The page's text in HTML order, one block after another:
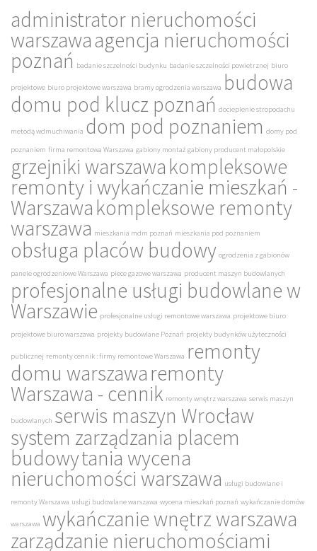
administrator nieruchomości
warszawaagencja nieruchomości
poznań badanie szczelności budynku badanie szczelności powietrznej biuro
projektowe biuro projektowe warszawa bramy ogrodzenia warszawa budowa
domu pod klucz poznań docieplenie stropodachu
metodą wdmuchiwania dom pod poznaniem domy pod
poznaniem firma remontowa Warszawa gabiony montaż gabiony producent małopolskie
grzejniki warszawakompleksowe
remonty i wykańczanie mieszkań -
Warszawakompleksowe remonty
warszawa mieszkania mdm poznań mieszkania pod poznaniem
obsługa placów budowy ogrodzenia z gabionów
panele ogrodzeniowe Warszawa piece gazowe warszawa producent maszyn budowlanych
profesjonalne usługi budowlane w
Warszawie profesjonalne usługi remontowe warszawa projektowe biuro
projektowe biuro warszawa projekty budowlane Poznań projekty budynków użyteczności
publicznej remonty cennik : firmy remontowe Warszawa remonty
domu warszawaremonty
Warszawa - cennik remonty wnętrz warszawa serwis maszyn
budowlanych serwis maszyn Wrocław
system zarządzania placem
budowytania wycena
nieruchomości warszawa usługi budowlane i
remonty Warszawa usługi budowlane warszawa wycena mieszkań poznań wykańczanie domów
warszawa wykańczanie wnętrz warszawa
zarządzanie nieruchomościami